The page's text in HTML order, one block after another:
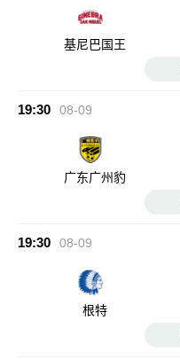
基尼巴国王
19:30 08-09
广东广州豹
19:30 08-09
根特